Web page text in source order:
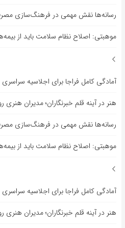
رسانه‌ها نقش مهمی در فرهنگ‌سازی
موهبتی: اصلاح نظام سلامت باید از
آمادگی کامل فراجا برای اجلاسیه
هنر در آینه قلم خبرنگاران؛ مدیران هنری
رسانه‌ها نقش مهمی در فرهنگ‌سازی
موهبتی: اصلاح نظام سلامت باید از
آمادگی کامل فراجا برای اجلاسیه
هنر در آینه قلم خبرنگاران؛ مدیران هنری